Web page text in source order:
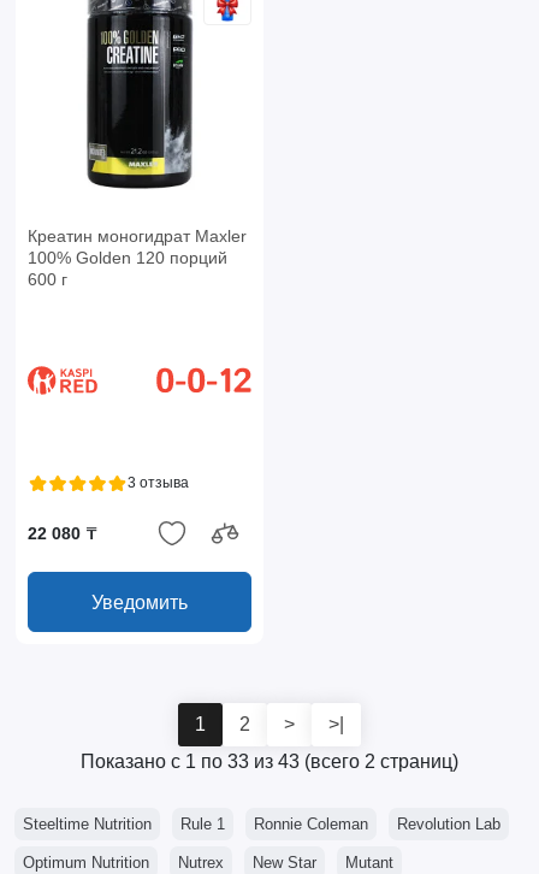
Креатин моногидрат Maxler
100% Golden 120 порций
600 г
3 отзыва
22 080 ₸
Уведомить
1 2 >
>|
Показано с 1 по 33 из 43 (всего 2 страниц)
Steeltime Nutrition Rule 1 Ronnie Coleman Revolution Lab
Optimum Nutrition Nutrex New Star Mutant